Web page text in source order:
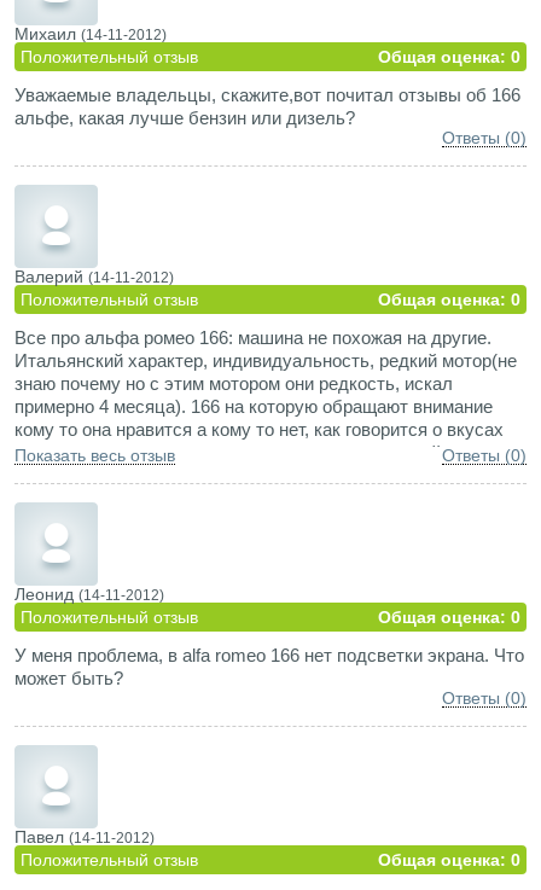
Михаил (14-11-2012)
Положительный отзыв Общая оценка: 0
Уважаемые владельцы, скажите,вот почитал отзывы об 166
альфе, какая лучше бензин или дизель?
Ответы (0)
Валерий (14-11-2012)
Положительный отзыв Общая оценка: 0
Все про альфа ромео 166: машина не похожая на другие.
Итальянский характер, индивидуальность, редкий мотор(не
знаю почему но с этим мотором они редкость, искал
примерно 4 месяца). 166 на которую обращают внимание
кому то она нравится а кому то нет, как говорится о вкусах
не спорят, но можно сказать однозначно, что дизайнеры
многом говорит.
Показать весь отзыв Ответы (0)
Леонид (14-11-2012)
Положительный отзыв Общая оценка: 0
У меня проблема, в alfa romeo 166 нет подсветки экрана. Что
может быть?
Ответы (0)
Павел (14-11-2012)
Положительный отзыв Общая оценка: 0